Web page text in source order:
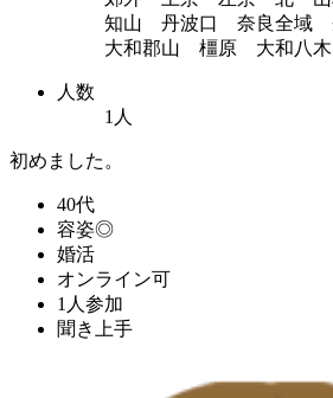
知山 丹波口 奈良全
大和郡山 橿原 大和八
人数
1人
初めました。
40代
容姿◎
婚活
オンライン可
1人参加
聞き上手